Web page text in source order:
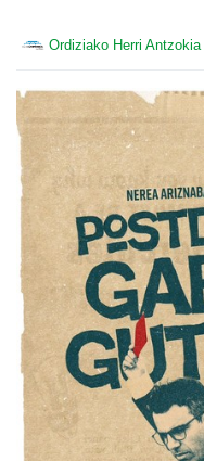
Ordiziako Herri Antzokia